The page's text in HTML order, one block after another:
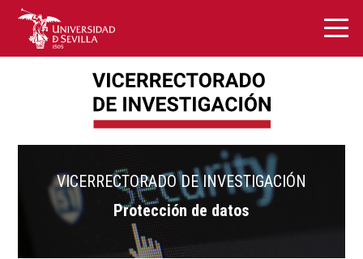
VICERRECTORADO DE INVESTIGACIÓN
Protección de datos